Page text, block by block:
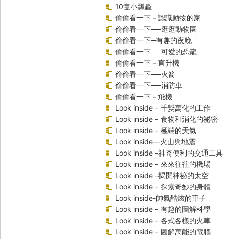
10隻小瓢蟲
偷偷看一下－認識動物的家
偷偷看一下──逛逛動物園
偷偷看一下─有趣的夜晚
偷偷看一下──可愛的恐龍
偷偷看一下－直升機
偷偷看一下──火箭
偷偷看一下──消防車
偷偷看一下－飛機
Look inside – 千變萬化的工作
Look inside – 食物和消化的祕密
Look inside – 極端的天氣
Look inside—火山與地震
Look inside –神奇便利的交通工具
Look inside – 來來往往的機場
Look inside –揭開神祕的太空
Look inside – 探索奇妙的身體
Look inside-帥氣酷炫的車子
Look inside – 有趣的圖解科學
Look inside – 各式各樣的火車
Look inside – 圖解萬能的電腦